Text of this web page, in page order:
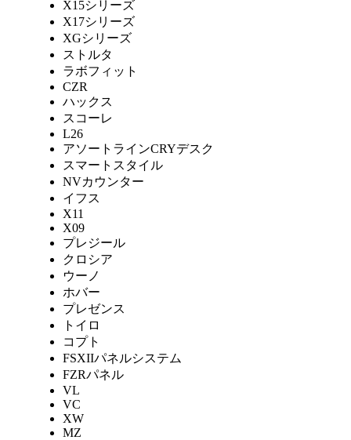
X15シリーズ
X17シリーズ
XGシリーズ
ストルタ
ラボフィット
CZR
ハックス
スコーレ
L26
アソートラインCRYデスク
スマートスタイル
NVカウンター
イフス
X11
X09
プレジール
クロシア
ウーノ
ホバー
プレゼンス
トイロ
コプト
FSXIIパネルシステム
FZRパネル
VL
VC
XW
MZ